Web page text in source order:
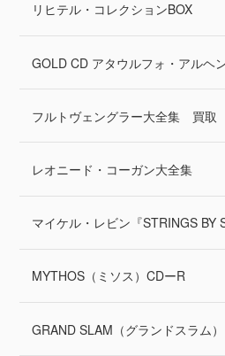
リヒテル・コレクションBOX
GOLD CD アタウルフォ・アルヘ
フルトヴェングラー大全集 買取
レオニード・コーガン大全集
マイケル・レビン『STRINGS BY
MYTHOS（ミソス）CDーR
GRAND SLAM（グランドスラム）